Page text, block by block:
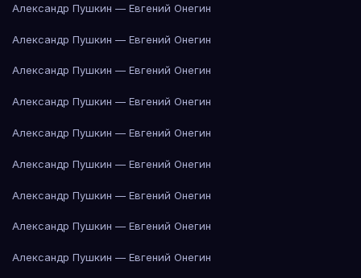
Александр Пушкин — Евгений Онегин
Александр Пушкин — Евгений Онегин
Александр Пушкин — Евгений Онегин
Александр Пушкин — Евгений Онегин
Александр Пушкин — Евгений Онегин
Александр Пушкин — Евгений Онегин
Александр Пушкин — Евгений Онегин
Александр Пушкин — Евгений Онегин
Александр Пушкин — Евгений Онегин